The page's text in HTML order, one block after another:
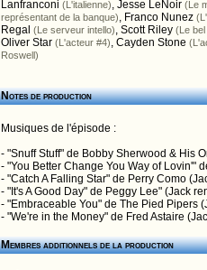
Lanfranconi (L'italienne), Jesse LeNoir (Le
représentant de la banque), Franco Nunez
Regal (Le serveur intello), Scott Riley (Le bel
Oliver Star (L'acteur #4), Cayden Stone
Roswell)
Notes de production
Musiques de l'épisode :
- "Snuff Stuff" de Bobby Sherwood & His
- "You Better Change You Way of Lovin'"
- "Catch A Falling Star" de Perry Como
- "It's A Good Day" de Peggy Lee" (Jack
- "Embraceable You" de The Pied Pipers
- "We're in the Money" de Fred Astaire
Membres additionnels de la production